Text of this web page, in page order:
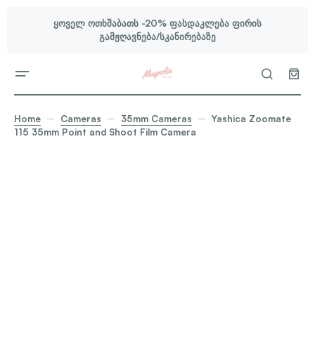
ყოველ ოთხშაბათს -20% ფასდაკლება ფირის
გამჟღავნება/სკანირებაზე
Home Cameras 35mm Cameras
Yashica Zoomate
115 35mm Point and Shoot Film Camera